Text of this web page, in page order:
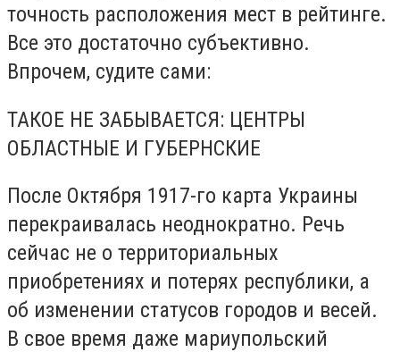
точность расположения мест в рейтинге.
Все это достаточно субъективно.
Впрочем, судите сами:
ТАКОЕ НЕ ЗАБЫВАЕТСЯ: ЦЕНТРЫ
ОБЛАСТНЫЕ И ГУБЕРНСКИЕ
После Октября 1917-го карта Украины
перекраивалась неоднократно. Речь
сейчас не о территориальных
приобретениях и потерях республики, а
об изменении статусов городов и весей.
В свое время даже мариупольский